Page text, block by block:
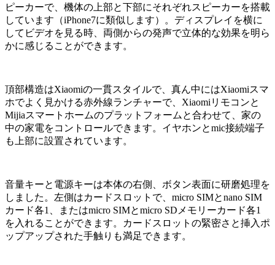
ピーカーで、機体の上部と下部にそれぞれスピーカーを搭載
しています（iPhone7に類似します）。ディスプレイを横に
してビデオを見る時、両側からの発声で立体的な効果を明ら
かに感じることができます。
頂部構造はXiaomiの一貫スタイルで、真ん中にはXiaomiスマ
ホでよく見かける赤外線ランチャーで、Xiaomiリモコンと
Mijiaスマートホームのプラットフォームと合わせて、家の
中の家電をコントロールできます。イヤホンとmic接続端子
も上部に設置されています。
音量キーと電源キーは本体の右側、ボタン表面に研磨処理を
しました。左側はカードスロットで、micro SIMとnano SIM
カード各1、またはmicro SIMとmicro SDメモリーカード各1
を入れることができます。カードスロットの緊密さと挿入ポ
ップアップされた手触りも満足できます。